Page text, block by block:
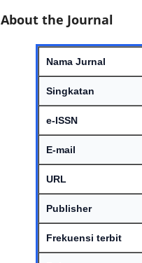
About the Journal
Nama Jurnal
Singkatan
e-ISSN
E-mail
URL
Publisher
Frekuensi terbit